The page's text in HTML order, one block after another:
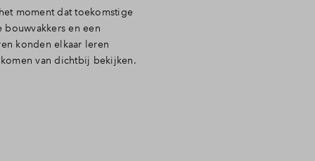
moment dat toekomstige
en een
konden elkaar leren
van dichtbij bekijken.